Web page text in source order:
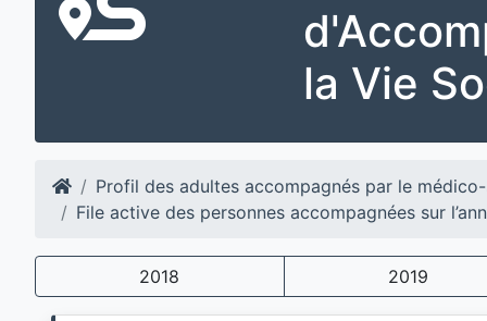
la Vie
Profil des adultes accompagnés par le
File active des personnes accompagnées sur
2018 2019